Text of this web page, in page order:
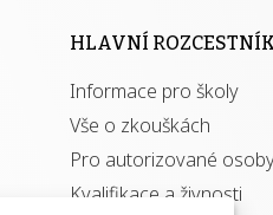
kvalifikací jisté
získávání
autorizací?
HLAVNÍ ROZCESTNÍK
Informace pro školy
Vše o zkouškách
Pro autorizované
Kvalifikace a živnosti